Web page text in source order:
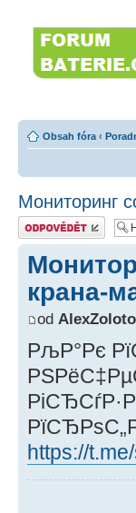
Obsah fóra ‹
Мониторинг
Odeslat odpověď
крана-
od
РљР°Рє
https://